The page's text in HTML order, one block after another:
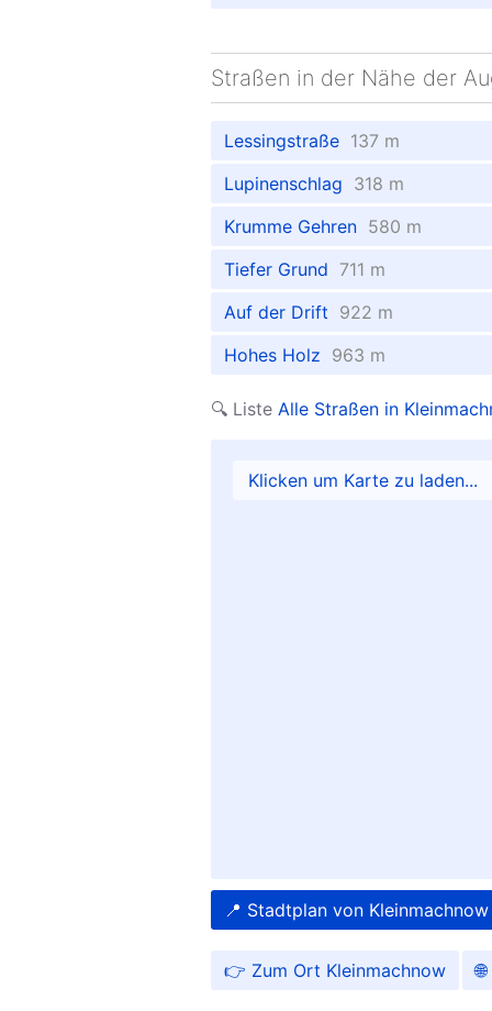
Straßen in der Nähe der
Lessingstraße 137 m
Lupinenschlag 318 m
Krumme Gehren 580 m
Tiefer Grund 711 m
Auf der Drift 922 m
Hohes Holz 963 m
🔍 Liste Alle Straßen in
📍 Stadtplan von
👉 Zum Ort Kleinmachnow